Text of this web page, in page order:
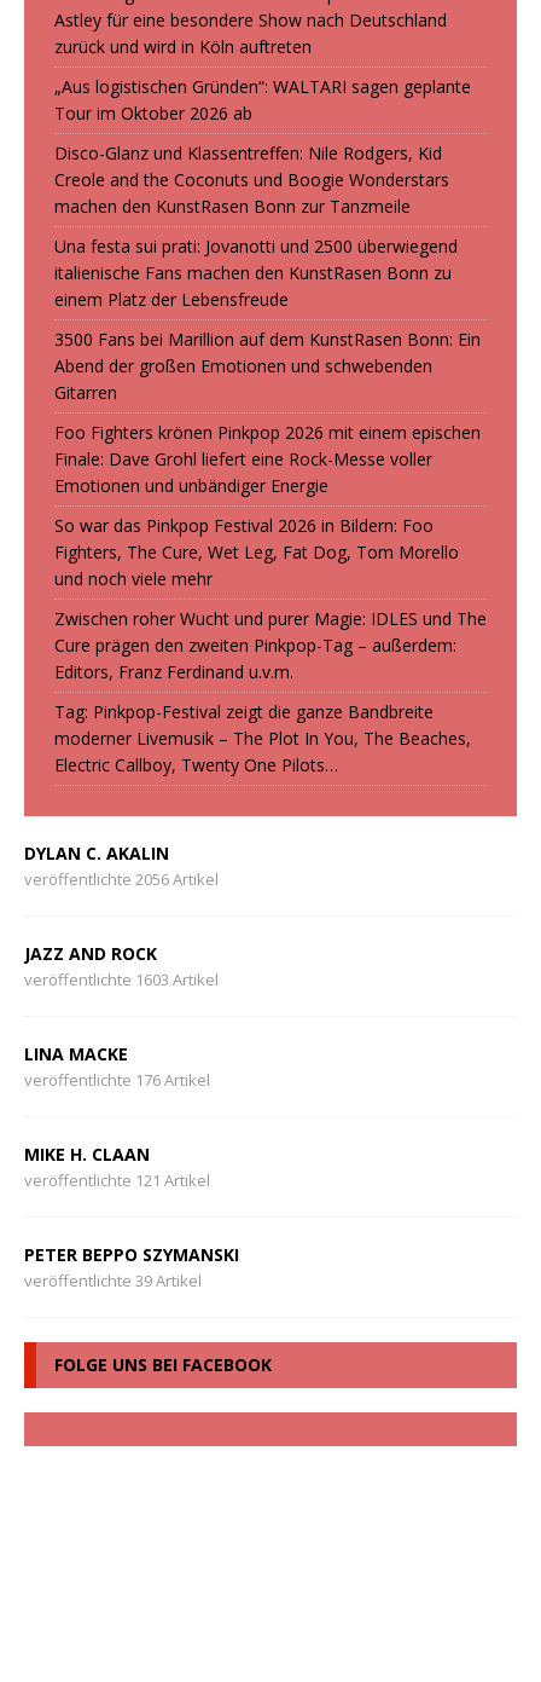
Astley für eine besondere Show nach Deutschland
zurück und wird in Köln auftreten
„Aus logistischen Gründen“: WALTARI sagen geplante
Tour im Oktober 2026 ab
Disco-Glanz und Klassentreffen: Nile Rodgers, Kid
Creole and the Coconuts und Boogie Wonderstars
machen den KunstRasen Bonn zur Tanzmeile
Una festa sui prati: Jovanotti und 2500 überwiegend
italienische Fans machen den KunstRasen Bonn zu
einem Platz der Lebensfreude
3500 Fans bei Marillion auf dem KunstRasen Bonn: Ein
Abend der großen Emotionen und schwebenden
Gitarren
Foo Fighters krönen Pinkpop 2026 mit einem epischen
Finale: Dave Grohl liefert eine Rock-Messe voller
Emotionen und unbändiger Energie
So war das Pinkpop Festival 2026 in Bildern: Foo
Fighters, The Cure, Wet Leg, Fat Dog, Tom Morello
und noch viele mehr
Zwischen roher Wucht und purer Magie: IDLES und The
Cure prägen den zweiten Pinkpop-Tag – außerdem:
Editors, Franz Ferdinand u.v.m.
Tag: Pinkpop-Festival zeigt die ganze Bandbreite
moderner Livemusik – The Plot In You, The Beaches,
Electric Callboy, Twenty One Pilots…
DYLAN C. AKALIN
veröffentlichte 2056 Artikel
JAZZ AND ROCK
veröffentlichte 1603 Artikel
LINA MACKE
veröffentlichte 176 Artikel
MIKE H. CLAAN
veröffentlichte 121 Artikel
PETER BEPPO SZYMANSKI
veröffentlichte 39 Artikel
FOLGE UNS BEI FACEBOOK